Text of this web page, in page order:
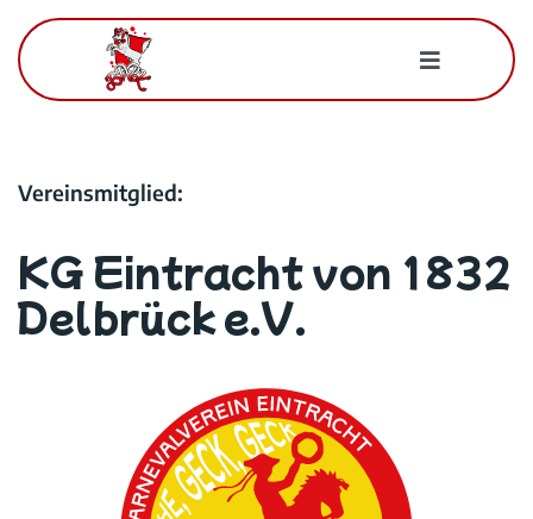
Zum
Inhalt
springen
Toggle
Der BWK
Kontakt
Vereinsmitglied:
KG Eintracht von 1832
Delbrück e.V.